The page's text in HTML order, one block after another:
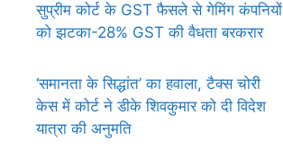
सुप्रीम कोर्ट के GST फैसले से गेमिंग कंपनियों
को झटका-28% GST की वैधता बरकरार
‘समानता के सिद्धांत’ का हवाला, टैक्स चोरी
केस में कोर्ट ने डीके शिवकुमार को दी विदेश
यात्रा की अनुमति